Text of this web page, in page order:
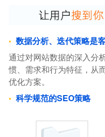
数据分析、迭代策略是
通过对网站数据的深入分
惯、需求和行为特征，从
优化方案。
科学规范的SEO策略